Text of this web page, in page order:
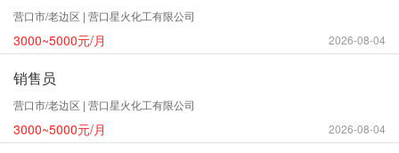
营口市/老边区 | 营口星火化工有限公司
3000~5000元/月 2026-08-04
销售员
营口市/老边区 | 营口星火化工有限公司
3000~5000元/月 2026-08-04